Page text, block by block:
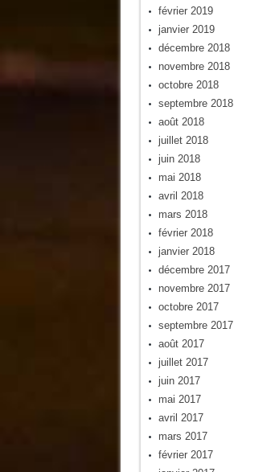
février 2019
janvier 2019
décembre 2018
novembre 2018
octobre 2018
septembre 2018
août 2018
juillet 2018
juin 2018
mai 2018
avril 2018
mars 2018
février 2018
janvier 2018
décembre 2017
novembre 2017
octobre 2017
septembre 2017
août 2017
juillet 2017
juin 2017
mai 2017
avril 2017
mars 2017
février 2017